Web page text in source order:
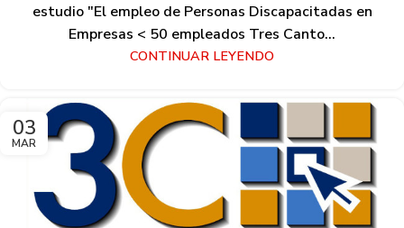
estudio "El empleo de Personas Discapacitadas en
Empresas < 50 empleados Tres Canto...
CONTINUAR LEYENDO
03
MAR